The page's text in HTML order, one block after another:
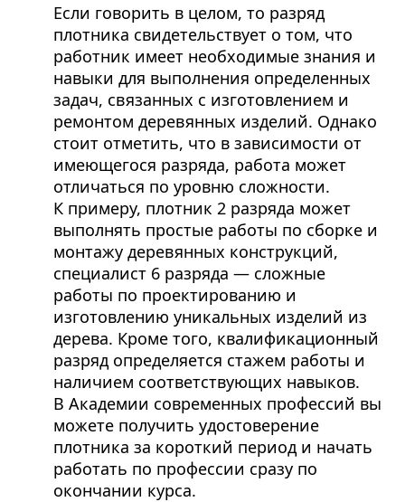
Если говорить в целом, то разряд
плотника свидетельствует о том, что
работник имеет необходимые знания и
навыки для выполнения определенных
задач, связанных с изготовлением и
ремонтом деревянных изделий. Однако
стоит отметить, что в зависимости от
имеющегося разряда, работа может
отличаться по уровню сложности.
К примеру, плотник 2 разряда может
выполнять простые работы по сборке и
монтажу деревянных конструкций,
специалист 6 разряда — сложные
работы по проектированию и
изготовлению уникальных изделий из
дерева. Кроме того, квалификационный
разряд определяется стажем работы и
наличием соответствующих навыков.
В Академии современных профессий вы
можете получить удостоверение
плотника за короткий период и начать
работать по профессии сразу по
окончании курса.